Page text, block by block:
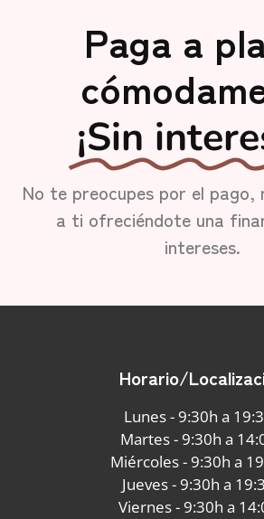
Paga a
¡Sin
No te preocupes por el pago,
a ti ofreciéndote una
intereses.
Horario/
Lunes - 9:30h a
Martes - 9:30h a
Miércoles - 9:30h a
Jueves - 9:30h a
Viernes - 9:30h a